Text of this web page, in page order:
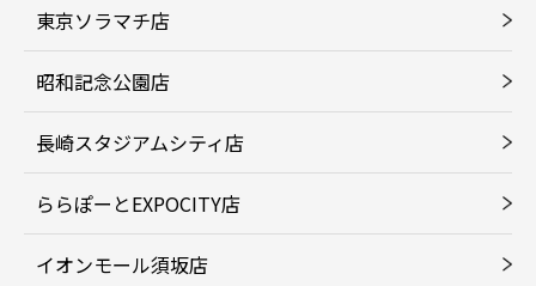
東京ソラマチ店
昭和記念公園店
長崎スタジアムシティ店
ららぽーとEXPOCITY店
イオンモール須坂店